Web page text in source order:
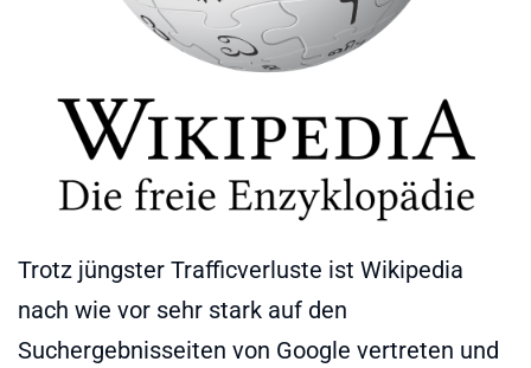
Trotz jüngster Trafficverluste ist Wikipedia
nach wie vor sehr stark auf den
Suchergebnisseiten von Google vertreten und